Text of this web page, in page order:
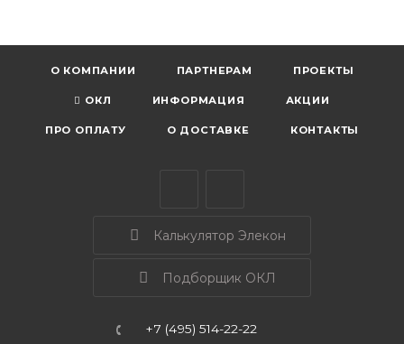
О КОМПАНИИ ПАРТНЕРАМ ПРОЕКТЫ
ОКЛ ИНФОРМАЦИЯ АКЦИИ
ПРО ОПЛАТУ О ДОСТАВКЕ КОНТАКТЫ
Калькулятор Элекон
Подборщик ОКЛ
+7 (495) 514-22-22